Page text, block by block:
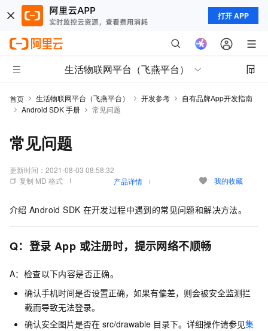
打开 APP
生活物联网平台（飞燕平台）
首页 生活物联网平台（飞燕平台） 开发参考
自有品牌App开发指南
Android SDK 手册
常见问题
常见问题
更新时间： 2021-08-03 08:58:32
复制 MD 格式
产品详情 我的收藏
介绍 Android SDK 在开发过程中遇到的常见问题和解决方法。
Q：登录 App 或注册时，提示网络不顺畅
A：检查以下内容是否正确。
确认手机时间是否设置正确，如果有偏差，则会被安全监测拦
截而导致无法登录。
确认安全图片是否在 src/drawable 目录下。详细操作请参见集